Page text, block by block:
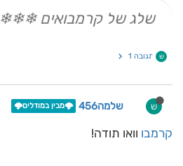
שלג של קרמבואים ❄❄❄
ש תגובה 1
ש שלמה456 🌩️מבין במודלים🌩️
קרמבו וואו תודה!